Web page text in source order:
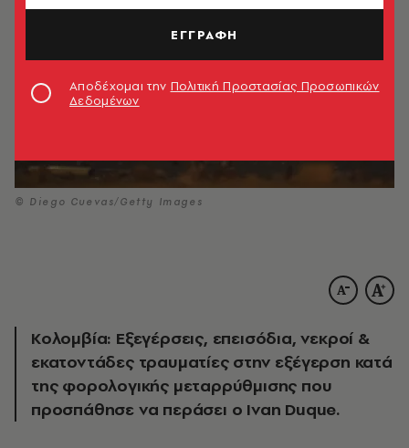
© Diego Cuevas/Getty Images
Κολομβία: Εξεγέρσεις, επεισόδια, νεκροί &
εκατοντάδες τραυματίες στην εξέγερση κατά
της φορολογικής μεταρρύθμισης που
προσπάθησε να περάσει ο Ivan Duque.
ΕΓΓΡΑΦΗ
Αποδέχομαι την Πολιτική Προστασίας Προσωπικών
Δεδομένων